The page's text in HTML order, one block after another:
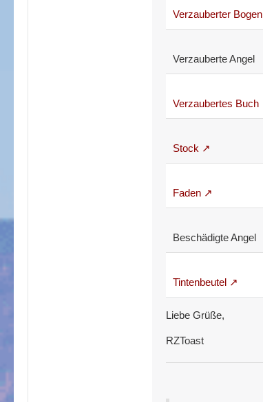
Verzauberter Bogen
Verzauberte Angel
Verzaubertes Buch
Stock
Faden
Beschädigte Angel
Tintenbeutel
Liebe Grüße,
RZToast